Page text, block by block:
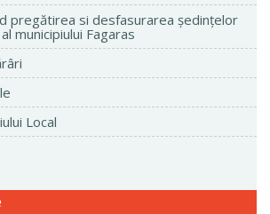
pregătirea si desfasurarea ședințelor
municipiului Fagaras
Local